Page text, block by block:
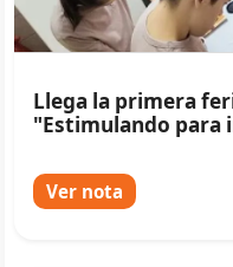
Llega la primera
"Estimulando para
Ver nota